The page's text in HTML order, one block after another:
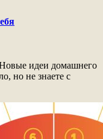
идеи домашнего
но не знаете с